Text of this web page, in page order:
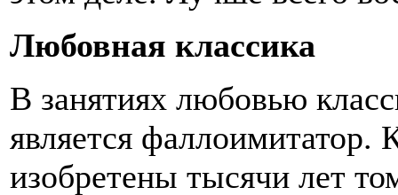
Любовная классика
В занятиях любовью
является
изобретены тысячи лет